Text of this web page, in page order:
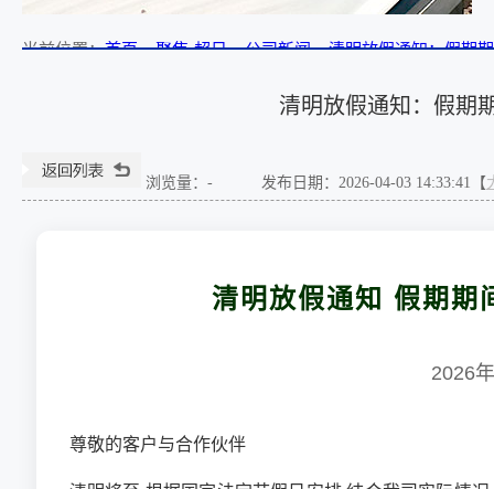
当前位置：首页»聚焦·超日»公司新闻»清明放假通知：假期
清明放假通知：假期
浏览量： - 发布日期：2026-04-03 14:33:41【
清明放假通知 假期期
2026
尊敬的客户与合作伙伴